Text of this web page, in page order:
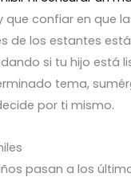
que confiar en que
de los estantes
si tu hijo está
tema,
por ti mismo.
pasan a los